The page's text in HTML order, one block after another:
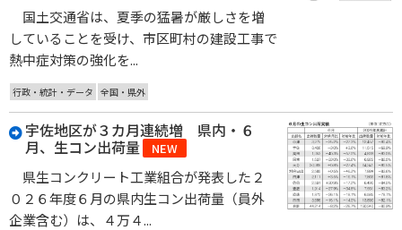
国土交通省は、夏季の猛暑が厳しさを増
していることを受け、市区町村の建設工事で
熱中症対策の強化を...
行政・統計・データ 全国・県外
宇佐地区が３カ月連続増 県内・６
月、生コン出荷量 NEW
県生コンクリート工業組合が発表した２
０２６年度６月の県内生コン出荷量（員外
企業含む）は、４万４...